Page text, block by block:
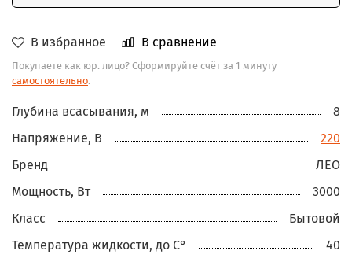
В избранное В сравнение
Покупаете как юр. лицо? Сформируйте счёт за 1 минуту
самостоятельно.
Глубина всасывания, м
8
Напряжение, В
220
Бренд
ЛЕО
Мощность, Вт
3000
Класс
Бытовой
Температура жидкости, до С°
40